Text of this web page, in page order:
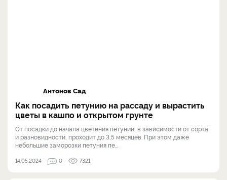
Антонов Сад
Как посадить петунию на рассаду и вырастить
цветы в кашпо и открытом грунте
От посадки до начала цветения петунии, в зависимости от сорта
и разновидности, проходит до 3,5 месяцев. При этом даже
небольшие заморозки петуния пе...
14.05.2024 0 7321